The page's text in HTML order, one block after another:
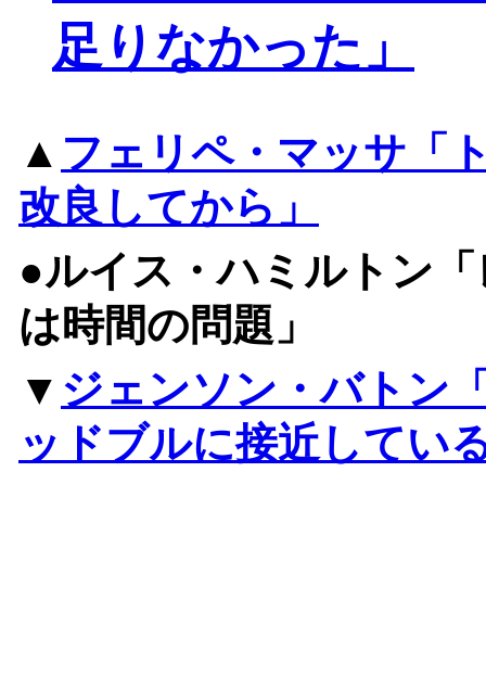
足りなかった」
▲ フェリペ・マッサ「
改良してから」
●ルイス・ハミルトン
は時間の問題」
▼ ジェンソン・バトン
ッドブルに接近してい